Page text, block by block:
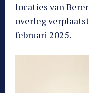
locaties van
overleg
februari 2025.